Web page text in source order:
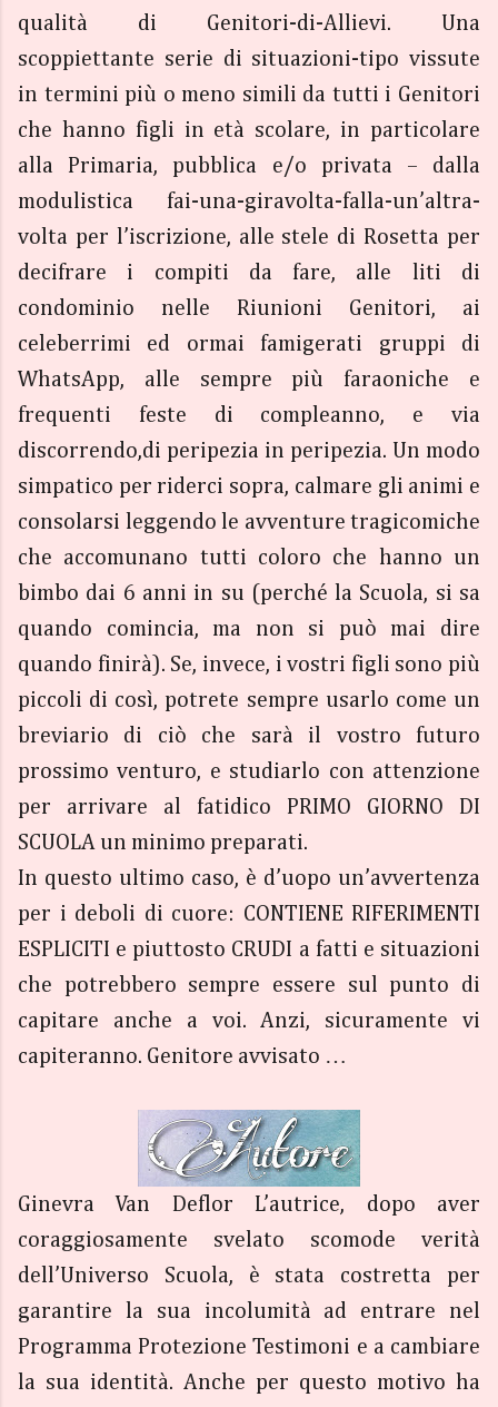
qualità di Genitori-di-Allievi. Una
scoppiettante serie di situazioni-tipo vissute
in termini più o meno simili da tutti i Genitori
che hanno figli in età scolare, in particolare
alla Primaria, pubblica e/o privata – dalla
modulistica fai-una-giravolta-falla-un’altra-
volta per l’iscrizione, alle stele di Rosetta per
decifrare i compiti da fare, alle liti di
condominio nelle Riunioni Genitori, ai
celeberrimi ed ormai famigerati gruppi di
WhatsApp, alle sempre più faraoniche e
frequenti feste di compleanno, e via
discorrendo,di peripezia in peripezia. Un modo
simpatico per riderci sopra, calmare gli animi e
consolarsi leggendo le avventure tragicomiche
che accomunano tutti coloro che hanno un
bimbo dai 6 anni in su (perché la Scuola, si sa
quando comincia, ma non si può mai dire
quando finirà). Se, invece, i vostri figli sono più
piccoli di così, potrete sempre usarlo come un
breviario di ciò che sarà il vostro futuro
prossimo venturo, e studiarlo con attenzione
per arrivare al fatidico PRIMO GIORNO DI
SCUOLA un minimo preparati.
In questo ultimo caso, è d’uopo un’avvertenza
per i deboli di cuore: CONTIENE RIFERIMENTI
ESPLICITI e piuttosto CRUDI a fatti e situazioni
che potrebbero sempre essere sul punto di
capitare anche a voi. Anzi, sicuramente vi
capiteranno. Genitore avvisato …
Ginevra Van Deflor L’autrice, dopo aver
coraggiosamente svelato scomode verità
dell’Universo Scuola, è stata costretta per
garantire la sua incolumità ad entrare nel
Programma Protezione Testimoni e a cambiare
la sua identità. Anche per questo motivo ha